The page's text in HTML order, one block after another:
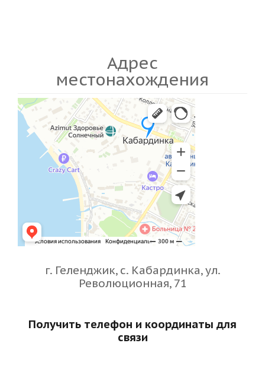
Адрес
местонахождения
г. Геленджик, с. Кабардинка, ул.
Революционная, 71
Получить телефон и координаты для
связи